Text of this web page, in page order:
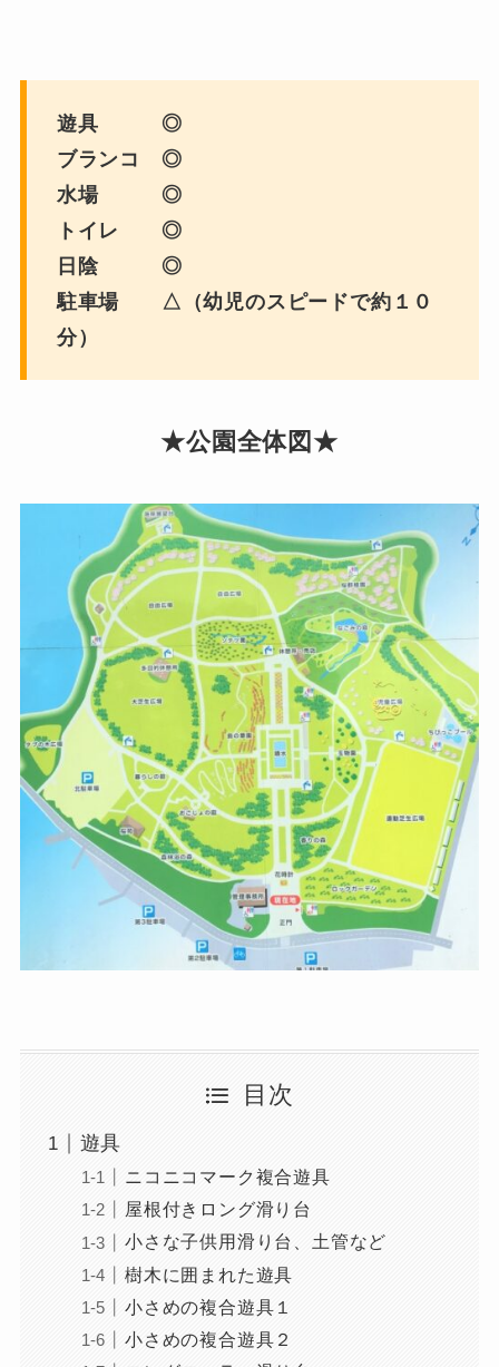
遊具 ◎
ブランコ ◎
水場 ◎
トイレ ◎
日陰 ◎
駐車場 △（幼児のスピードで約１０
分）
★公園全体図★
目次
遊具
ニコニコマーク複合遊具
屋根付きロング滑り台
小さな子供用滑り台、土管など
樹木に囲まれた遊具
小さめの複合遊具１
小さめの複合遊具２